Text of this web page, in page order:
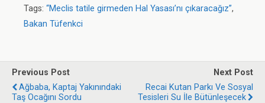
Tags: “Meclis tatile girmeden Hal Yasası’nı çıkaracağız”,
Bakan Tüfenkci
Previous Post
Ağbaba, Kaptaj Yakınındaki
Taş Ocağını Sordu
Next Post
Recai Kutan Parkı Ve Sosyal
Tesisleri Su İle Bütünleşecek